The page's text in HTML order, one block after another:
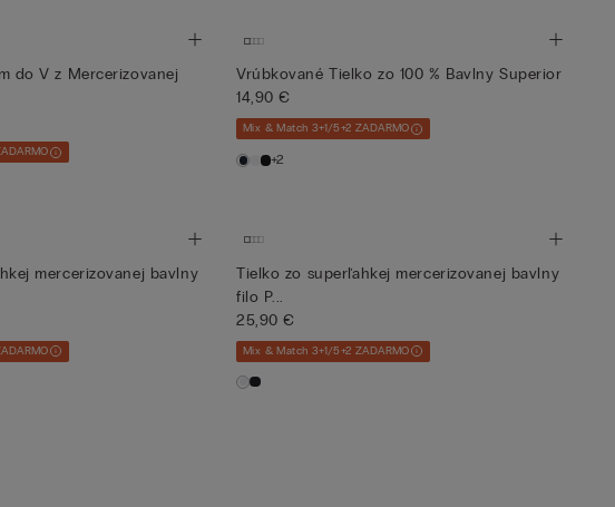
do V z Mercerizovanej
Vrúbkované Tielko zo 100 % Bavlny Superior
14,90 €
Mix & Match 3+1/5+2 ZADARMO
+2
mercerizovanej bavlny
Tielko zo superľahkej mercerizovanej bavlny
filo P...
25,90 €
Mix & Match 3+1/5+2 ZADARMO